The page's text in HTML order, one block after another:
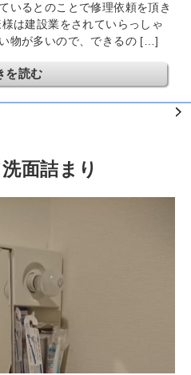
いるとのことで修理依頼を頂き
は建設業をされていらっしゃ
物が多いので、できるの […]
を読む
面詰まり